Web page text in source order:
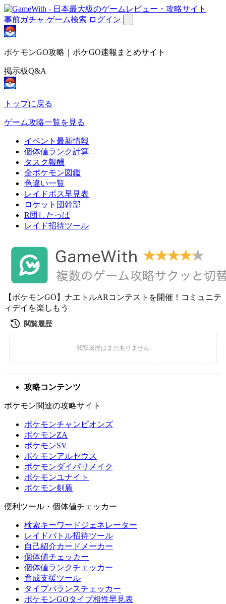
事前ガチャ ゲーム検索 ログイン
ポケモンGO攻略｜ポケGO速報まとめサイト
掲示板Q&A
トップに戻る
ゲーム攻略一覧を見る
イベント最新情報
個体値ランク計算
タスク報酬
全ポケモン図鑑
色違い一覧
レイドボス早見表
ロケット団幹部
R団したっぱ
レイド招待ツール
【ポケモンGO】ナエトルARコンテストを開催！コミュニテ
ィデイを楽しもう
攻略コンテンツ
ポケモン関連の攻略サイト
ポケモンチャンピオンズ
ポケモンZA
ポケモンSV
ポケモンアルセウス
ポケモンダイパリメイク
ポケモンユナイト
ポケモン剣盾
便利ツール・個体値チェッカー
検索キーワードジェネレーター
レイドバトル招待ツール
自己紹介カードメーカー
個体値チェッカー
個体値ランクチェッカー
育成支援ツール
タイプバランスチェッカー
ポケモンGOタイプ相性早見表